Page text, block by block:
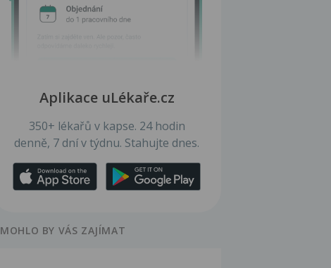
Aplikace uLékaře.cz
350+ lékařů v kapse. 24 hodin
denně, 7 dní v týdnu. Stahujte dnes.
MOHLO BY VÁS ZAJÍMAT